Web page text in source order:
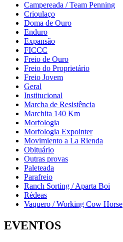
Campereada / Team Penning
Crioulaço
Doma de Ouro
Enduro
Expansão
FICCC
Freio de Ouro
Freio do Proprietário
Freio Jovem
Geral
Institucional
Marcha de Resistência
Marchita 140 Km
Morfologia
Morfologia Expointer
Movimiento a La Rienda
Obituário
Outras provas
Paleteada
Parafreio
Ranch Sorting / Aparta Boi
Rédeas
Vaquero / Working Cow Horse
EVENTOS